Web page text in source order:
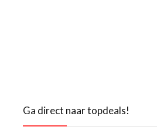
Ga direct naar topdeals!